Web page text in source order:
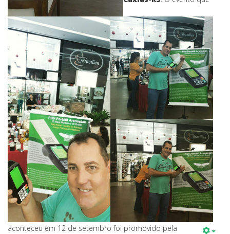
aconteceu em 12 de setembro foi promovido pela